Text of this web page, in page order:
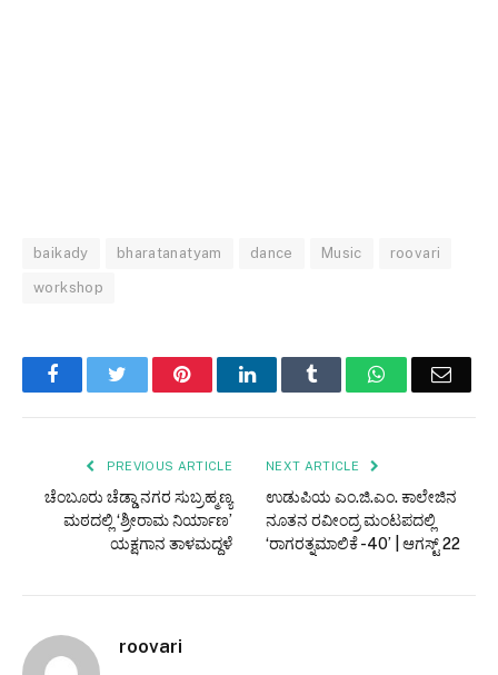
baikady bharatanatyam dance Music roovari
workshop
FacebookTwitter PinterestLinkedInTumblr WhatsAppEmail
PREVIOUS ARTICLE
ಚೆಂಬೂರು ಚೆಡ್ಡಾ ನಗರ ಸುಬ್ರಹ್ಮಣ್ಯ
ಮಠದಲ್ಲಿ ‘ಶ್ರೀರಾಮ ನಿರ್ಯಾಣ’
ಯಕ್ಷಗಾನ ತಾಳಮದ್ದಳೆ
NEXT ARTICLE
ಉಡುಪಿಯ ಎಂ.ಜಿ.ಎಂ. ಕಾಲೇಜಿನ
ನೂತನ ರವೀಂದ್ರ ಮಂಟಪದಲ್ಲಿ
‘ರಾಗರತ್ನಮಾಲಿಕೆ -40’ | ಆಗಸ್ಟ್ 22
roovari